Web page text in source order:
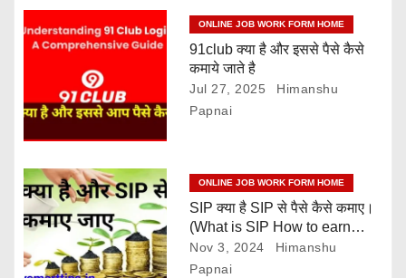
t
i
o
n
ONLINE JOB WORK FORM HOME
91club क्या है और इससे पैसे कैसे
कमाये जाते है
Jul 27, 2025
Himanshu
Papnai
ONLINE JOB WORK FORM HOME
SIP क्या है SIP से पैसे कैसे कमाए।
(What is SIP How to earn
money from SIP)
Nov 3, 2024
Himanshu
Papnai